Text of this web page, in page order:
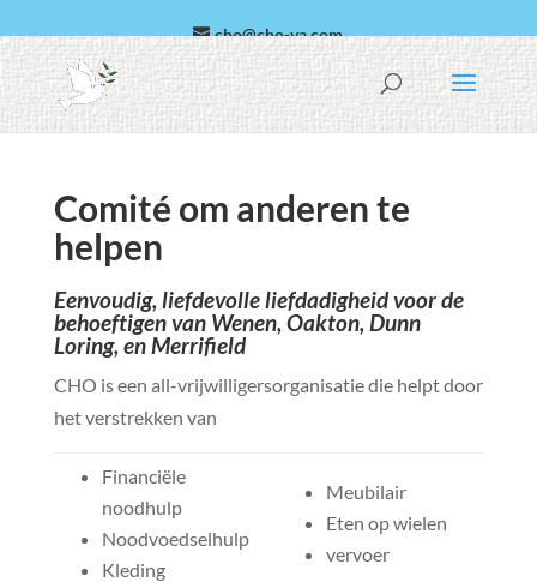
cho@cho-va.com
Arabisch
Español
Comité om anderen te
helpen
Eenvoudig, liefdevolle liefdadigheid voor de
behoeftigen van Wenen, Oakton, Dunn
Loring, en Merrifield
CHO is een all-vrijwilligersorganisatie die helpt door
het verstrekken van
Financiële
noodhulp
Noodvoedselhulp
Kleding
Meubilair
Eten op wielen
vervoer